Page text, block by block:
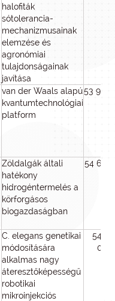
halofiták
sótolerancia-
mechanizmusainak
elemzése és
agronómiai
tulajdonságainak
javítása
van der Waals alapú
kvantumtechnológiai
platform
53 991
Zöldalgák általi
hatékony
hidrogéntermelés a
körforgásos
biogazdaságban
54 671
C. elegans genetikai
módosítására
alkalmas nagy
áteresztőképességű
robotikai
mikroinjekciós
54
000